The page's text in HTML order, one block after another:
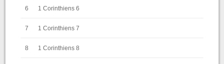
6 1 Corinthiens 6
7 1 Corinthiens 7
8 1 Corinthiens 8